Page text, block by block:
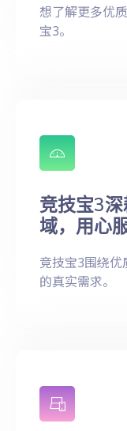
想了解更多优
宝3。
竞技宝3
域，用心
竞技宝3围绕
的真实需求。